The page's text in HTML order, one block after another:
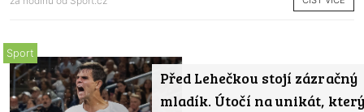
Před Lehečkou stojí zázračný
mladík. Útočí na unikát, který
Sport